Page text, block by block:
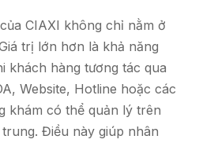
CIAXI không chỉ nằm ở
trị lớn hơn là khả năng
khách hàng tương tác qua
Website, Hotline hoặc các
khám có thể quản lý trên
Điều này giúp nhân